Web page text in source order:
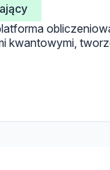
kwantowymi,